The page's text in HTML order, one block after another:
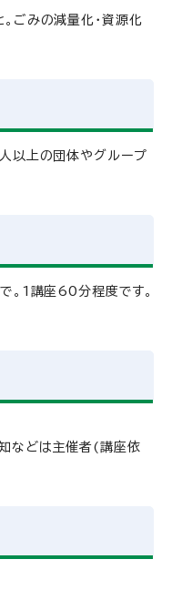
。ごみの減量化・資源化
以上の団体やグループ
。1講座60分程度です。
などは主催者(講座依